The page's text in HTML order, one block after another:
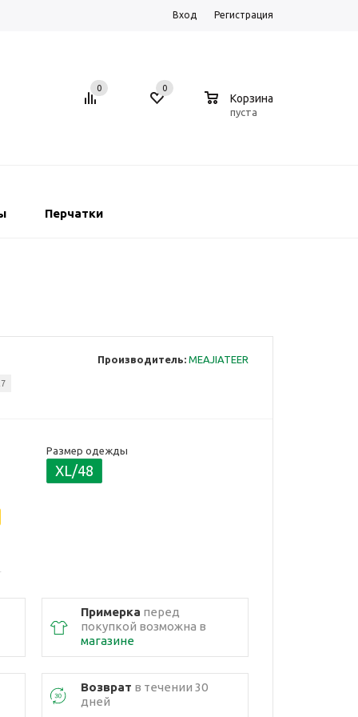
Вход Регистрация
0 0
Корзина
пуста
Перчатки
Производитель: MEAJIATEER
Размер одежды
XL/48
Примерка перед
покупкой возможна в
магазине
Возврат в течении 30
дней